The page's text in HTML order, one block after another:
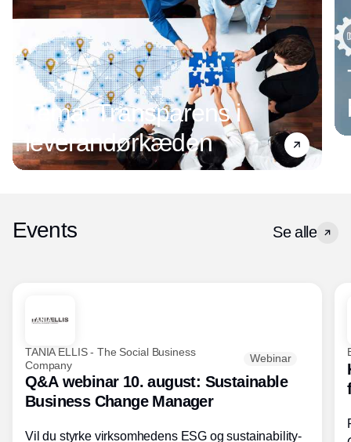
Tema: Transparens i
leverandørkæden
Events Se alle
TANIA ELLIS - The Social Business
Company
Webinar
Q&A webinar 10. august: Sustainable
Business Change Manager
Vil du styrke virksomhedens ESG og sustainability-